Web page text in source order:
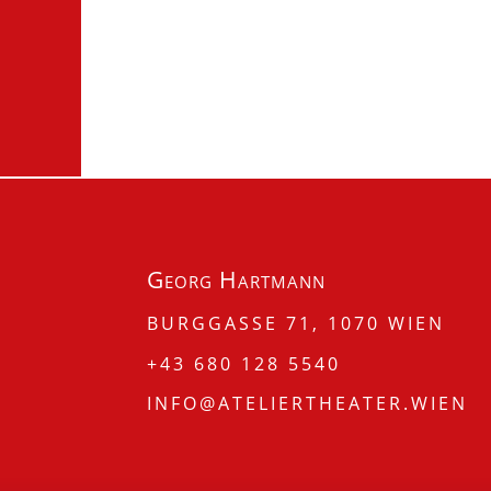
Georg Hartmann
BURGGASSE 71, 1070 WIEN
+43 680 128 5540
INFO@ATELIERTHEATER.WIEN